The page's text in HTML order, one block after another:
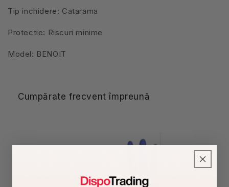
Tip inchidere: Catarama
Protectie: Riscuri minime
Model: BENOIT
Cumpărate frecvent împreună